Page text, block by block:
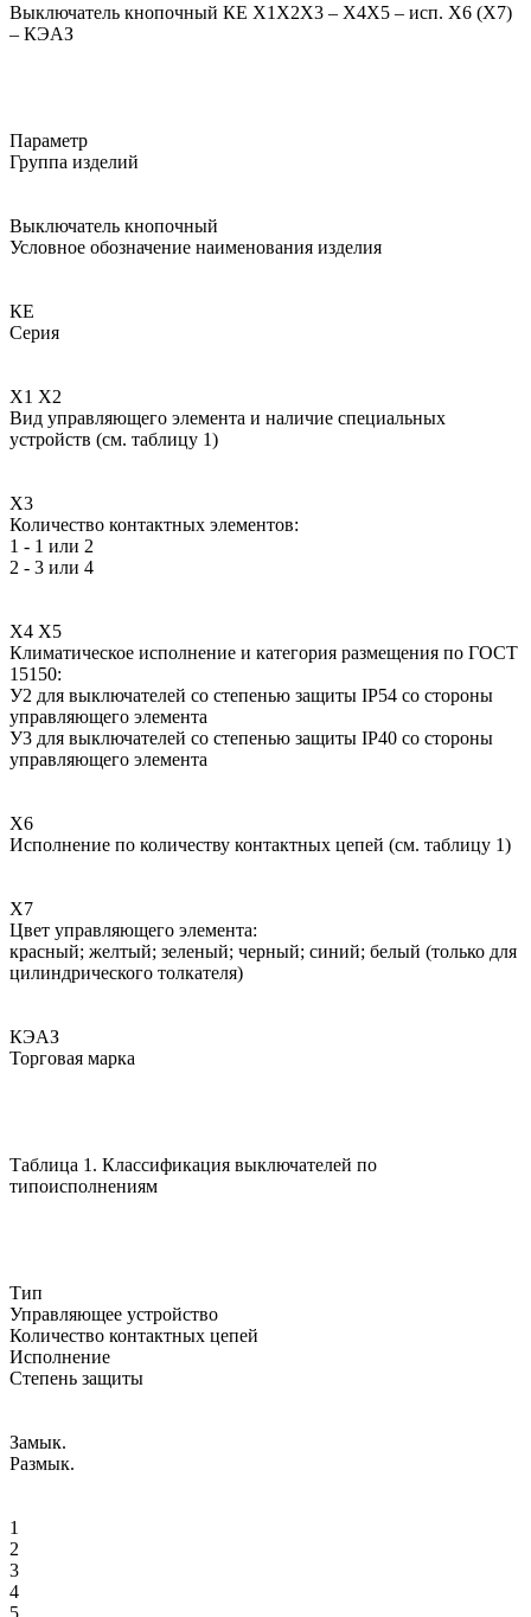
Выключатель кнопочный КЕ Х1Х2Х3 – Х4Х5 – исп. Х6 (Х7)
– КЭАЗ​
Параметр
Группа изделий
Выключатель кнопочный
Условное обозначение наименования изделия
КЕ
Серия
Х1 Х2
Вид управляющего элемента и наличие специальных
устройств (см. таблицу 1)
Х3
Количество контактных элементов:
1 - 1 или 2
2 - 3 или 4
Х4 Х5
Климатическое исполнение и категория размещения по ГОСТ
15150:
У2 для выключателей со степенью защиты IP54 со стороны
управляющего элемента
У3 для выключателей со степенью защиты IP40 со стороны
управляющего элемента
X6
Исполнение по количеству контактных цепей (см. таблицу 1)
Х7
Цвет управляющего элемента:
красный; желтый; зеленый; черный; синий; белый (только для
цилиндрического толкателя)
КЭАЗ
Торговая марка
Таблица 1. Классификация выключателей по
типоисполнениям
Тип
Управляющее устройство
Количество контактных цепей
Исполнение
Степень защиты
Замык.
Размык.
1
2
3
4
5